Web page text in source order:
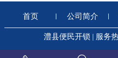
首页 公司简介
澧县便民开锁 | 服务